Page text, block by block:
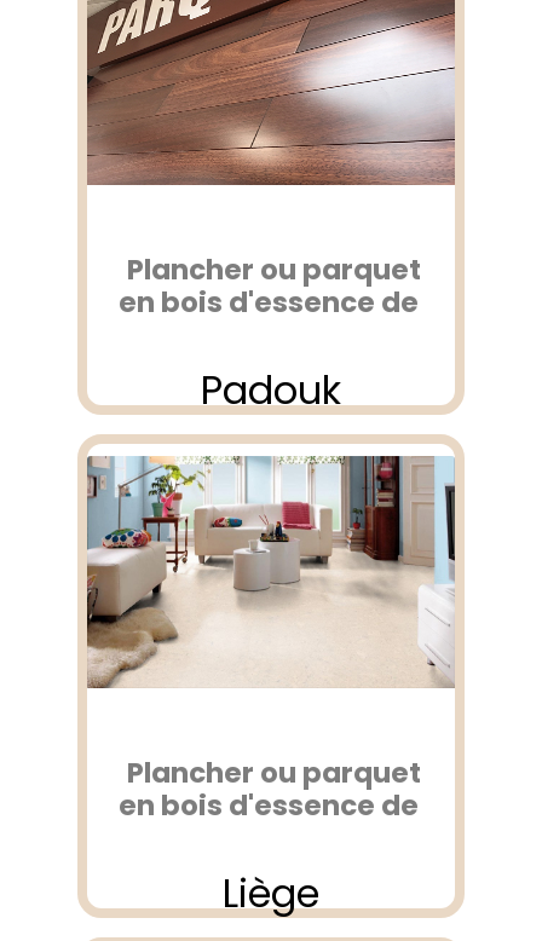
Plancher ou parquet
en bois d'essence de
Padouk
Plancher ou parquet
en bois d'essence de
Liège